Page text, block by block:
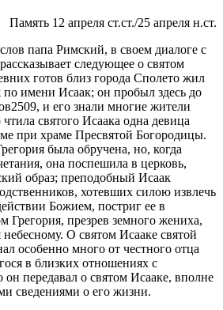
Память 12 апреля ст.ст./25 апреля н.ст.
папа Римский, в своем диалоге с
следующее о святом
готов близ города Сполето жил
имени Исаак; он пробыл здесь до
и его знали многие жители
святого Исаака одна девица
при храме Пресвятой Богородицы.
была обручена, но, когда
она поспешила в церковь,
образ; преподобный Исаак
хотевших силою извлечь
Божием, постриг ее в
Грегория, презрев земного жениха,
небесному. О святом Исааке святой
особенно много от честного отца
в близких отношениях с
передавал о святом Исааке, вполне
сведениями о его жизни.